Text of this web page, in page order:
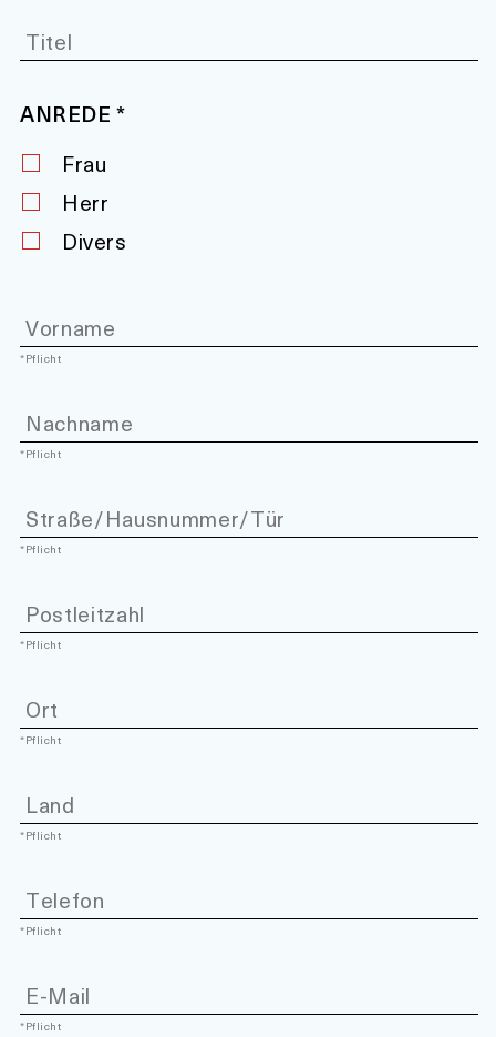
ANREDE *
Frau
Herr
Divers
*Pflicht
*Pflicht
*Pflicht
*Pflicht
*Pflicht
*Pflicht
*Pflicht
*Pflicht